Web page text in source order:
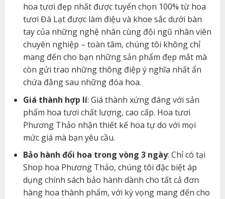
hoa tươi đẹp nhất được tuyển chọn 100% từ hoa
tươi Đà Lạt được làm điệu và khoe sắc dưới bàn
tay của những nghệ nhân cùng đội ngũ nhân viên
chuyên nghiệp – toàn tâm, chúng tôi không chỉ
mang đến cho bạn những sản phẩm đẹp mắt mà
còn gửi trao những thông điệp ý nghĩa nhất ẩn
chứa đằng sau những đóa hoa.
Giá thành hợp lí: Giá thành xứng đáng với sản
phẩm hoa tươi chất lượng, cao cấp. Hoa tươi
Phương Thảo nhận thiết kế hoa tự do với mọi
mức giá mà bạn yêu cầu.
Bảo hành đổi hoa trong vòng 3 ngày: Chỉ có tại
Shop hoa Phương Thảo, chúng tôi đặc biệt áp
dụng chính sách bảo hành dành cho tất cả đơn
hàng hoa thành phẩm, với kỳ vọng mang đến cho